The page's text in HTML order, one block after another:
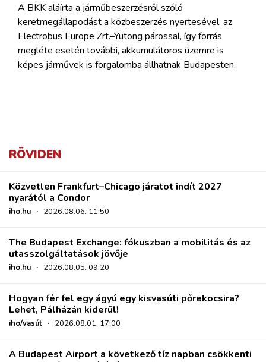
A BKK aláírta a járműbeszerzésről szóló
keretmegállapodást a közbeszerzés nyertesével, az
Electrobus Europe Zrt.–Yutong párossal, így forrás
megléte esetén további, akkumulátoros üzemre is
képes járművek is forgalomba állhatnak Budapesten.
RÖVIDEN
Közvetlen Frankfurt–Chicago járatot indít 2027
nyarától a Condor
iho.hu · 2026.08.06. 11:50
The Budapest Exchange: fókuszban a mobilitás és az
utasszolgáltatások jövője
iho.hu · 2026.08.05. 09:20
Hogyan fér fel egy ágyú egy kisvasúti pőrekocsira?
Lehet, Pálházán kiderül!
iho/vasút · 2026.08.01. 17:00
A Budapest Airport a következő tíz napban csökkenti